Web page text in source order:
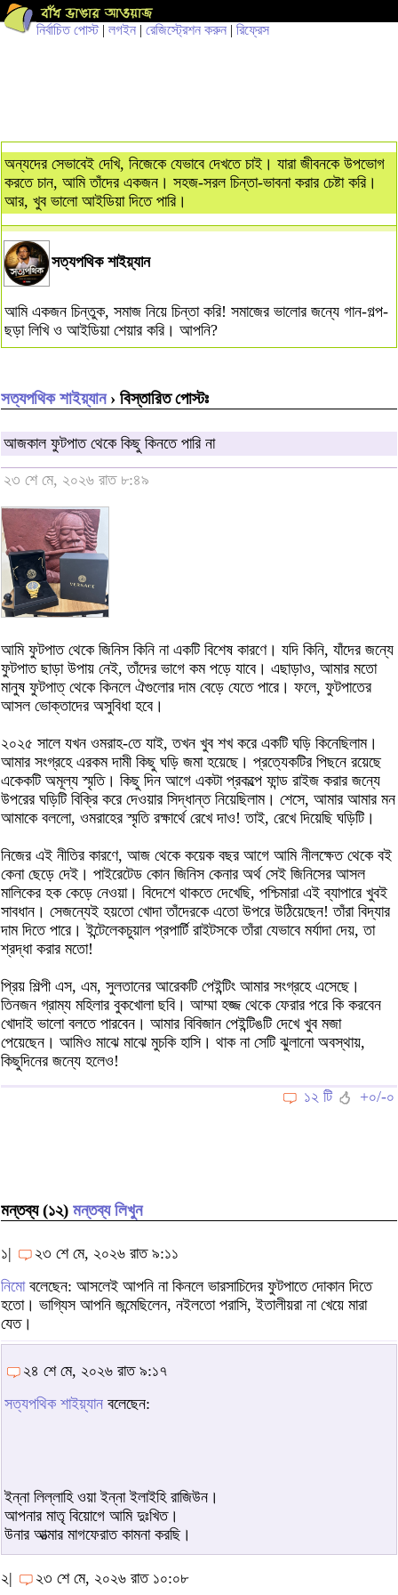
নির্বাচিত পোস্ট| লগইন | রেজিস্ট্রেশন করুন | রিফ্রেস
অন্যদের সেভাবেই দেখি, নিজেকে যেভাবে দেখতে চাই। যারা জীবনকে উপভোগ
করতে চান, আমি তাঁদের একজন। সহজ-সরল চিন্তা-ভাবনা করার চেষ্টা করি।
আর, খুব ভালো আইডিয়া দিতে পারি।
সত্যপথিক শাইয়্যান
আমি একজন চিন্তুক, সমাজ নিয়ে চিন্তা করি! সমাজের ভালোর জন্যে গান-গল্প-
ছড়া লিখি ও আইডিয়া শেয়ার করি। আপনি?
সত্যপথিক শাইয়্যান› বিস্তারিত পোস্টঃ
আজকাল ফুটপাত থেকে কিছু কিনতে পারি না
২৩ শে মে, ২০২৬ রাত ৮:৪৯
আমি ফুটপাত থেকে জিনিস কিনি না একটি বিশেষ কারণে। যদি কিনি, যাঁদের জন্যে
ফুটপাত ছাড়া উপায় নেই, তাঁদের ভাগে কম পড়ে যাবে। এছাড়াও, আমার মতো
মানুষ ফুটপাত্ থেকে কিনলে ঐগুলোর দাম বেড়ে যেতে পারে। ফলে, ফুটপাতের
আসল ভোক্তাদের অসুবিধা হবে।
২০২৫ সালে যখন ওমরাহ-তে যাই, তখন খুব শখ করে একটি ঘড়ি কিনেছিলাম।
আমার সংগ্রহে এরকম দামী কিছু ঘড়ি জমা হয়েছে। প্রত্যেকটির পিছনে রয়েছে
একেকটি অমূল্য স্মৃতি। কিছু দিন আগে একটা প্রকল্পে ফান্ড রাইজ করার জন্যে
উপরের ঘড়িটি বিক্রি করে দেওয়ার সিদ্ধান্ত নিয়েছিলাম। শেসে, আমার আমার মন
আমাকে বললো, ওমরাহের স্মৃতি রক্ষার্থে রেখে দাও! তাই, রেখে দিয়েছি ঘড়িটি।
নিজের এই নীতির কারণে, আজ থেকে কয়েক বছর আগে আমি নীলক্ষেত থেকে বই
কেনা ছেড়ে দেই। পাইরেটেড কোন জিনিস কেনার অর্থ সেই জিনিসের আসল
মালিকের হক কেড়ে নেওয়া। বিদেশে থাকতে দেখেছি, পশ্চিমারা এই ব্যাপারে খুবই
সাবধান। সেজন্যেই হয়তো খোদা তাঁদেরকে এতো উপরে উঠিয়েছেন! তাঁরা বিদ্যার
দাম দিতে পারে। ইন্টেলেকচুয়াল প্রপার্টি রাইটসকে তাঁরা যেভাবে মর্যাদা দেয়, তা
শ্রদ্ধা করার মতো!
প্রিয় শিল্পী এস, এম, সুলতানের আরেকটি পেইন্টিং আমার সংগ্রহে এসেছে।
তিনজন গ্রাম্য মহিলার বুকখোলা ছবি। আম্মা হজ্জ থেকে ফেরার পরে কি করবেন
খোদাই ভালো বলতে পারবেন। আমার বিবিজান পেইন্টিঙটি দেখে খুব মজা
পেয়েছেন। আমিও মাঝে মাঝে মুচকি হাসি। থাক না সেটি ঝুলানো অবস্থায়,
কিছুদিনের জন্যে হলেও!
১২ টি
+০/-০
মন্তব্য (১২) মন্তব্য লিখুন
১|
২৩ শে মে, ২০২৬ রাত ৯:১১
নিমোবলেছেন: আসলেই আপনি না কিনলে ভারসাচিদের ফুটপাতে দোকান দিতে
হতো। ভাগ্যিস আপনি জন্মেছিলেন, নইলতো পরাসি, ইতালীয়রা না খেয়ে মারা
যেত।
২৪ শে মে, ২০২৬ রাত ৯:১৭
সত্যপথিক শাইয়্যান বলেছেন:
ইন্না লিল্লাহি ওয়া ইন্না ইলাইহি রাজিউন।
আপনার মাতৃ বিয়োগে আমি দুঃখিত।
উনার আত্মার মাগফেরাত কামনা করছি।
২| ২৩ শে মে, ২০২৬ রাত ১০:০৮